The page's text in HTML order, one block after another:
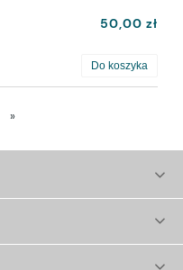
50,00 zł
Do koszyka
»